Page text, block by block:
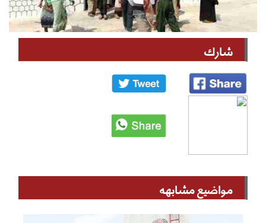
شارك
مواضيع مشابهه